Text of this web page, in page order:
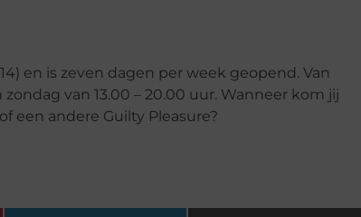
en is zeven dagen per week geopend. Van
van 13.00 – 20.00 uur. Wanneer kom jij
een andere Guilty Pleasure?